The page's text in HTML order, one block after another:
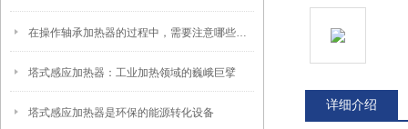
在操作轴承加热器的过程中，需要注意哪些细节
塔式感应加热器：工业加热领域的巍峨巨擘
塔式感应加热器是环保的能源转化设备
详细介绍